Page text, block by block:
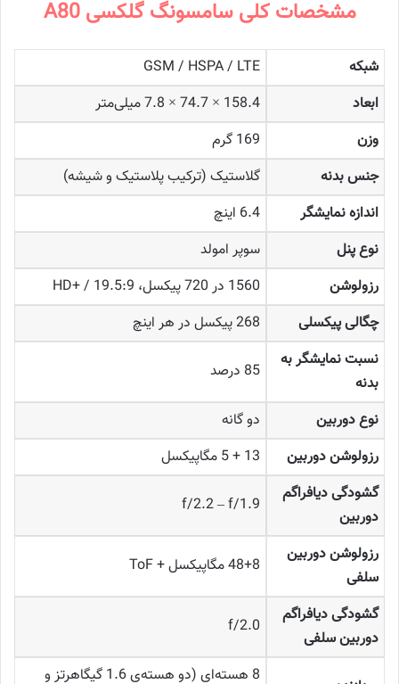
مشخصات کلی سامسونگ گلکسی A80
شبکه
GSM / HSPA / LTE
ابعاد
158.4 × 74.7 × 7.8 میلی‌متر
وزن
169 گرم
جنس بدنه
گلاستیک (ترکیب پلاستیک و شیشه)
اندازه نمایشگر
6.4 اینچ
نوع پنل
سوپر امولد
رزولوشن
1560 در 720 پیکسل، 19.5:9 / +HD
چگالی پیکسلی
268 پیکسل در هر اینچ
نسبت نمایشگر به
بدنه
85 درصد
نوع دوربین
دو گانه
رزولوشن دوربین
13 + 5 مگاپیکسل
گشودگی دیافراگم
دوربین
f/2.2 – f/1.9
رزولوشن دوربین
سلفی
48+8 مگاپیکسل + ToF
گشودگی دیافراگم
دوربین سلفی
f/2.0
8 هسته‌ای (دو هسته‌ی 1.6 گیگاهرتز و